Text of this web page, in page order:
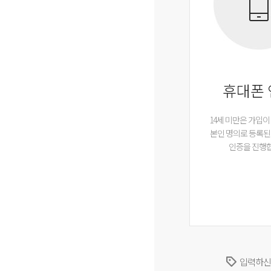
휴대폰
14세 미만은 가입
본인 명의로 등록
인증을 진행
입력하